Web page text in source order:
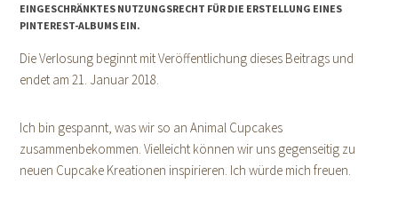
EINGESCHRÄNKTES NUTZUNGSRECHT FÜR DIE ERSTELLUNG EINES
PINTEREST-ALBUMS EIN.
Die Verlosung beginnt mit Veröffentlichung dieses Beitrags und
endet am 21. Januar 2018.
Ich bin gespannt, was wir so an Animal Cupcakes
zusammenbekommen. Vielleicht können wir uns gegenseitig zu
neuen Cupcake Kreationen inspirieren. Ich würde mich freuen.